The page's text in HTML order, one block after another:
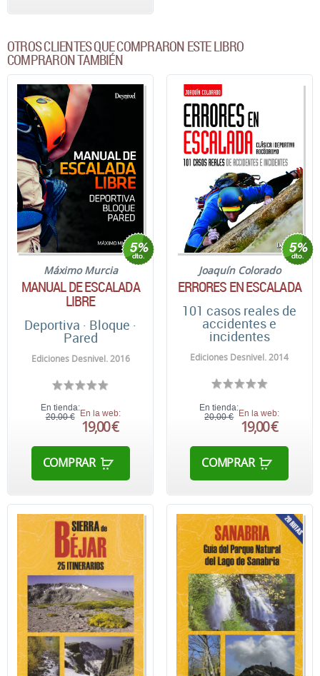
OTROS CLIENTES QUE COMPRARON ESTE LIBRO
COMPRARON TAMBIÉN
Máximo Murcia
MANUAL DE ESCALADA
LIBRE
Deportiva · Bloque ·
Pared
Ediciones Desnivel. 2016
En tienda:
20,00 € En la web:
19,00 €
COMPRAR
Joaquín Colorado
ERRORES EN ESCALADA
101 casos reales de
accidentes e
incidentes
Ediciones Desnivel. 2014
En tienda:
20,00 €
En la web:
19,00 €
COMPRAR